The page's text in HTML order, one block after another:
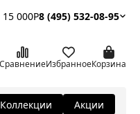
15 000Р8 (495) 532-08-95
СравнениеИзбранноеКорзина
Коллекции Акции